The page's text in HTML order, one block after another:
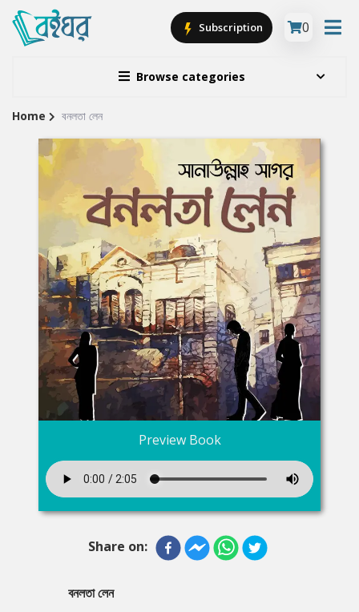
Browse categories
Subscription 0
Site
Breadcrumb
Home বনলতা লেন
Preview Book
Share on:
বনলতা লেন